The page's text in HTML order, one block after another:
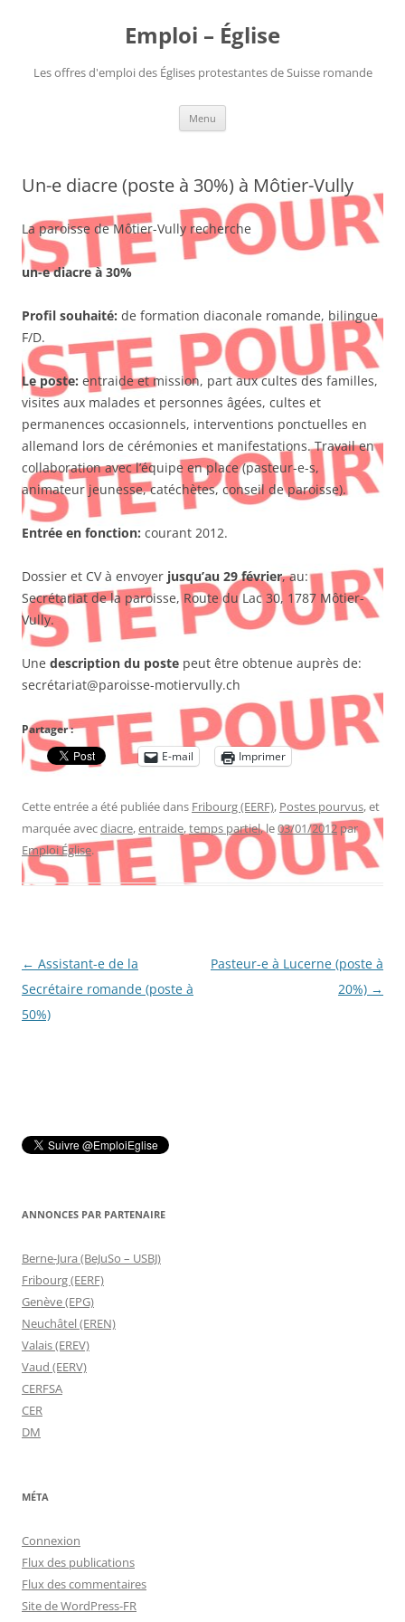
Emploi – Église
Les offres d'emploi des Églises protestantes de Suisse romande
Menu
Un-e diacre (poste à 30%) à Môtier-Vully
La paroisse de Môtier-Vully recherche
un-e diacre à 30%
Profil souhaité: de formation diaconale romande, bilingue
F/D.
Le poste: entraide et mission, part aux cultes des familles,
visites aux malades et personnes âgées, cultes et
permanences occasionnels, interventions ponctuelles en
allemand lors de cérémonies et manifestations. Travail en
collaboration avec l’équipe en place (pasteur-e-s,
animateur jeunesse, catéchètes, conseil de paroisse).
Entrée en fonction: courant 2012.
Dossier et CV à envoyer jusqu’au 29 février, au:
Secrétariat de la paroisse, Route du Lac 30, 1787 Môtier-
Vully.
Une description du poste peut être obtenue auprès de:
secrétariat@paroisse-motiervully.ch
Partager :
E-mail
Imprimer
Cette entrée a été publiée dans Fribourg (EERF), Postes pourvus, et
marquée avecdiacre,entraide,temps partiel, le03/01/2012 par
Emploi Église.
Navigation
des
articles
← Assistant-e de la
Secrétaire romande (poste à
50%)
Pasteur-e à Lucerne (poste à
20%) →
ANNONCES PAR PARTENAIRE
Berne-Jura (BeJuSo – USBJ)
Fribourg (EERF)
Genève (EPG)
Neuchâtel (EREN)
Valais (EREV)
Vaud (EERV)
CERFSA
CER
DM
MÉTA
Connexion
Flux des publications
Flux des commentaires
Site de WordPress-FR